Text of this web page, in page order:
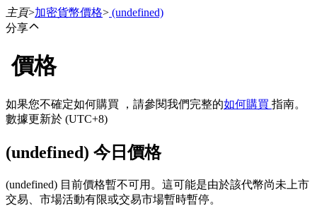
合約
主頁>加密貨幣價格> (undefined)
分享
價格
如果您不確定如何購買 ，請參閱我們完整的如何購買 指南。
數據更新於 (UTC+8)
(undefined) 今日價格
(undefined) 目前價格暫不可用。這可能是由於該代幣尚未上市
交易、市場活動有限或交易市場暫時暫停。